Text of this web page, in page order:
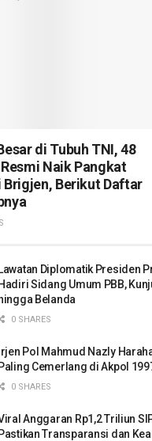
di Tubuh TNI, 48
Naik Pangkat
Brigjen, Berikut Daftar
Lawatan Diplomatik Presiden
Hadiri Sidang Umum PBB,
hingga Belanda
0 SHARES
Irjen Pol Mahmud Nazly
Paling Cemerlang di Akpol
0 SHARES
Anggaran Rp1,2 Triliun
Pastikan Transparansi dan